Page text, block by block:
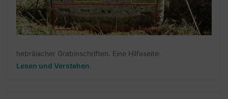
hebräischer Grabinschriften. Eine Hilfeseite:
Lesen und Verstehen